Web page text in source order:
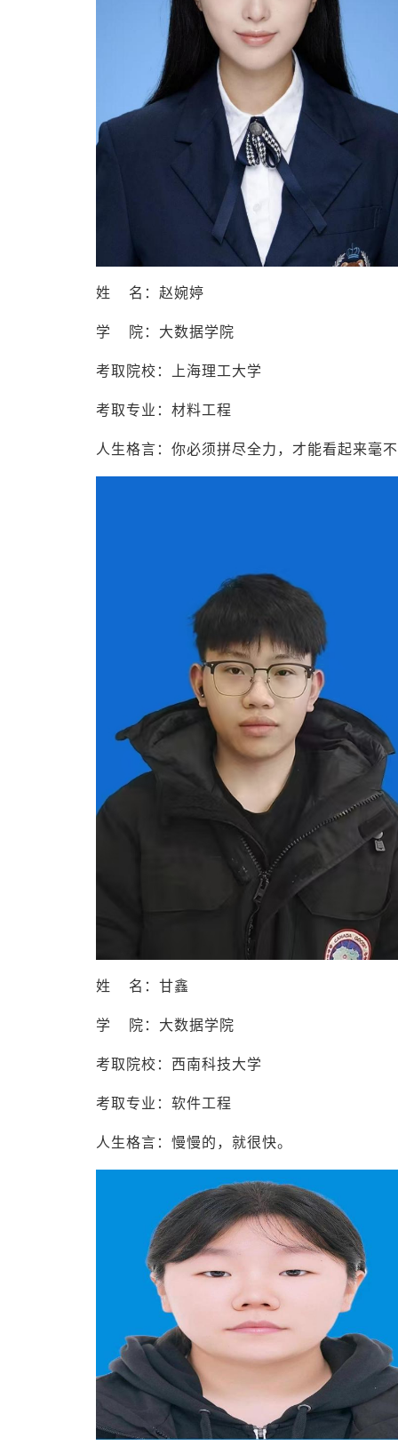
姓 名：赵婉婷
学 院：大数据学院
考取院校：上海理工大学
考取专业：材料工程
人生格言：你必须拼尽全力，才能看起来毫
姓 名：甘鑫
学 院：大数据学院
考取院校：西南科技大学
考取专业：软件工程
人生格言：慢慢的，就很快。